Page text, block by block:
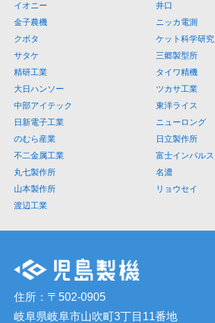
イオニー
井口
金子農機
ニッカ電測
クボタ
ケット科学研
サタケ
三郷製型所
精研工業
タイワ精機
大日ハンソー
ツカサ工業
中部アイテック
東洋ライス
日新電子工業
ニューロング
のむら産業
日立製作所
不二金属工業
富士インパルス
丸七製作所
名濃
山本製作所
リョウセイ
渡辺工業
住所：〒502-0905
岐阜県岐阜市山吹町3丁目11番地